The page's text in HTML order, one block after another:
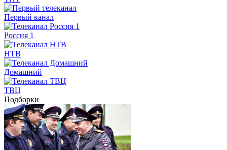
Первый канал
Россия 1
НТВ
Домашний
ТВЦ
Подборки